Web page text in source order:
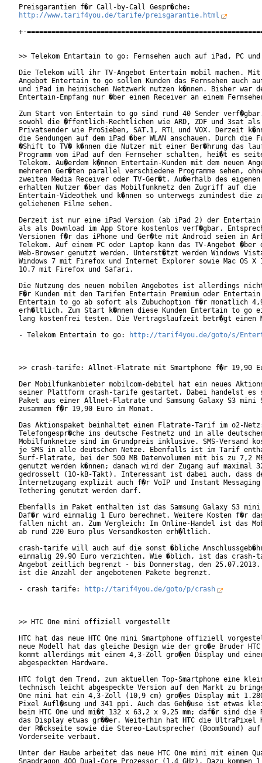
http://www.tarif4you.de/tarife/preisgarantie.html
+-
>> Telekom Entartain to go: Fernsehen auch auf iPad, PC und
Die Telekom will ihr TV-Angebot Entertain mobil machen. Mit
Angebot Entertain to go sollen Kunden das Fernsehen auch
und iPad im heimischen Netzwerk nutzen k�nnen. Bisher war
Entertain-Empfang nur �ber einen Receiver an einem
Zum Start von Entertain to go sind rund 40 Sender
sowohl die �ffentlich-Rechtlichen wie ARD, ZDF und 3sat als
Privatsender wie ProSieben, SAT.1, RTL und VOX. Derzeit
die Sendungen auf dem iPad �ber WLAN anschauen. Durch die
�Shift to TV� k�nnen die Nutzer mit einer Ber�hrung das
Programm vom iPad auf den Fernseher schalten, hei�t es
Telekom. Au�erdem k�nnen Entertain-Kunden mit dem neuen
mehreren Ger�ten parallel verschiedene Programme sehen,
zweiten Media Receiver oder TV-Ger�t. Au�erhalb des eigenen
erhalten Nutzer �ber das Mobilfunknetz den Zugriff auf die
Entertain-Videothek und k�nnen so unterwegs zumindest die
geliehenen Filme sehen.
Derzeit ist nur eine iPad Version (ab iPad 2) der Entertain
als als Download im App Store kostenlos verf�gbar.
Versionen f�r das iPhone und Ger�te mit Android seien in
Telekom. Auf einem PC oder Laptop kann das TV-Angebot �ber
Web-Browser genutzt werden. Unterst�tzt werden Windows
Windows 7 mit Firefox und Internet Explorer sowie Mac OS X
10.7 mit Firefox und Safari.
Die Nutzung des neuen mobilen Angebotes ist allerdings
F�r Kunden mit den Tarifen Entertain Premium oder
Entertain to go ab sofort als Zubuchoption f�r monatlich
erh�ltlich. Zum Start k�nnen diese Kunden Entertain to go
lang kostenfrei testen. Die Vertragslaufzeit betr�gt einen
- Telekom Entertain to go:
http://tarif4you.de/goto/s/
>> crash-tarife: Allnet-Flatrate mit Smartphone f�r 19,90
Der Mobilfunkanbieter mobilcom-debitel hat ein neues
seiner Plattform crash-tarife gestartet. Dabei handelst es
Paket aus einer Allnet-Flatrate und Samsung Galaxy S3 mini
zusammen f�r 19,90 Euro im Monat.
Das Aktionspaket beinhaltet einen Flatrate-Tarif im o2-
Telefongespr�che ins deutsche Festnetz und in alle
Mobilfunknetze sind im Grundpreis inklusive. SMS-Versand
je SMS in alle deutschen Netze. Ebenfalls ist im Tarif
Surf-Flatrate, bei der 500 MB Datenvolumen mit bis zu 7,2
genutzt werden k�nnen; danach wird der Zugang auf maximal
gedrosselt (10-kB-Takt). Interessant ist dabei auch, dass
Internetzugang explizit auch f�r VoIP und Instant
Tethering genutzt werden darf.
Ebenfalls im Paket enthalten ist das Samsung Galaxy S3 mini
Daf�r wird einmalig 1 Euro berechnet. Weitere Kosten f�r das
fallen nicht an. Zum Vergleich: Im Online-Handel ist das
ab rund 220 Euro plus Versandkosten erh�ltlich.
crash-tarife will auch auf die sonst �bliche
einmalig 29,90 Euro verzichten. Wie �blich, ist das crash-
Angebot zeitlich begrenzt - bis Donnerstag, den 25.07.2013.
ist die Anzahl der angebotenen Pakete begrenzt.
- crash tarife:
http://tarif4you.de/goto/p/crash
>> HTC One mini offiziell vorgestellt
HTC hat das neue HTC One mini Smartphone offiziell
neue Modell hat das gleiche Design wie der gro�e Bruder HTC
kommt allerdings mit einem 4,3-Zoll gro�en Display und
abgespeckten Hardware.
HTC folgt dem Trend, zum aktuellen Top-Smartphone eine
technisch leicht abgespeckte Version auf den Markt zu
One mini hat ein 4,3-Zoll (10,9 cm) gro�es Display mit
Pixel Aufl�sung und 341 ppi. Auch das Geh�use ist etwas
beim HTC One und mi�t 132 x 63,2 x 9,25 mm; daf�r sind die
das Display etwas gr��er. Weiterhin hat HTC die UltraPixel
der R�ckseite sowie die Stereo-Lautsprecher (BoomSound)
Vorderseite verbaut.
Unter der Haube arbeitet das neue HTC One mini mit einem
Snapdragon 400 Dual-Core Prozessor (1,4 GHz). Dazu kommen 1